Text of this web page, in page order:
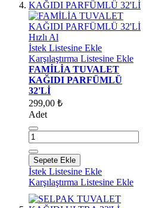
Hızlı Al
İstek Listesine Ekle
Karşılaştırma Listesine Ekle
FAMİLİA TUVALET
KAĞIDI PARFÜMLÜ
32'Lİ
299,00 ₺
Adet
Sepete Ekle
İstek Listesine Ekle
Karşılaştırma Listesine Ekle